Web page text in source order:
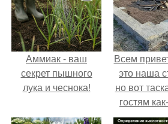
Аммиак - ваш
секрет пышного
лука и чеснока!
Всем
это наша
но вот
гостям